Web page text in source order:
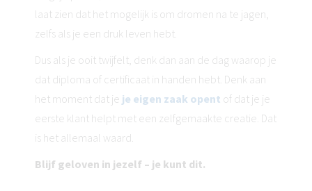
laat zien dat het mogelijk is om dromen na te jagen,
zelfs als je een druk leven hebt.
Dus als je ooit twijfelt, denk dan aan de dag waarop je
dat diploma of certificaat in handen hebt. Denk aan
het moment dat je je eigen zaak opent of dat je je
eerste klant helpt met een zelfgemaakte creatie. Dat
is het allemaal waard.
Blijf geloven in jezelf – je kunt dit.